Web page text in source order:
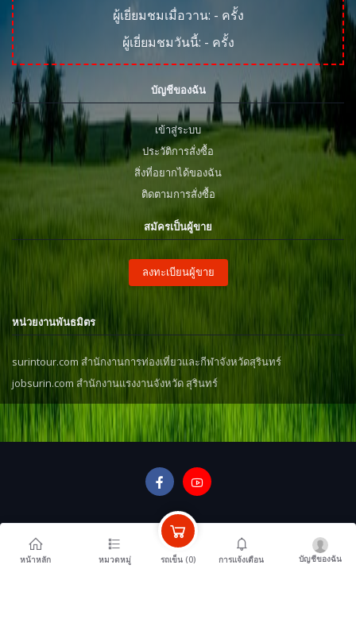
ผู้เยี่ยมชมเมื่อวาน: - ครั้ง
ผู้เยี่ยมชมวันนี้: - ครั้ง
บัญชีของฉัน
เข้าสู่ระบบ
ประวัติการสั่งซื้อ
สิ่งที่อยากได้ของฉัน
ติดตามการสั่งซื้อ
สมัครเป็นผู้ขาย
ลงทะเบียนผู้ขาย
หน่วยงานพันธมิตร
surintour.com สำนักงานการท่องเที่ยวและกีฬาจังหวัดสุรินทร์
jobsurin.com สำนักงานแรงงานจังหวัด สุรินทร์
หน้าหลัก หมวดหมู่ รถเข็น (0) การแจ้งเตือน บัญชีของฉัน